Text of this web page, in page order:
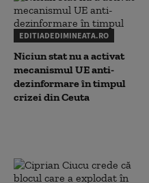
EDITIADEDIMINEATA.RO
Niciun stat nu a activat
mecanismul UE anti-
dezinformare în timpul
crizei din Ceuta